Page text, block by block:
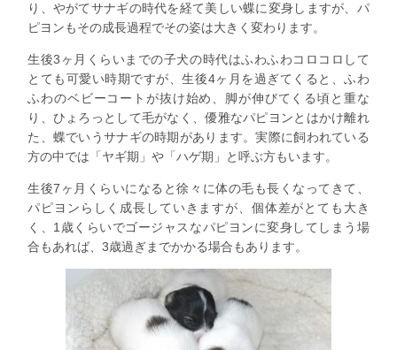
り、やがてサナギの時代を経て美しい蝶に変身しますが、パ
ピヨンもその成長過程でその姿は大きく変わります。
生後3ヶ月くらいまでの子犬の時代はふわふわコロコロして
とても可愛い時期ですが、生後4ヶ月を過ぎてくると、ふわ
ふわのベビーコートが抜け始め、脚が伸びてくる頃と重な
り、ひょろっとして毛がなく、優雅なパピヨンとはかけ離れ
た、蝶でいうサナギの時期があります。実際に飼われている
方の中では「ヤギ期」や「ハゲ期」と呼ぶ方もいます。
生後7ヶ月くらいになると徐々に体の毛も長くなってきて、
パピヨンらしく成長していきますが、個体差がとても大き
く、1歳くらいでゴージャスなパピヨンに変身してしまう場
合もあれば、3歳過ぎまでかかる場合もあります。